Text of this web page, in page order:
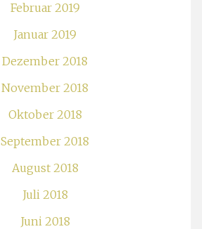
Februar 2019
Januar 2019
Dezember 2018
November 2018
Oktober 2018
September 2018
August 2018
Juli 2018
Juni 2018